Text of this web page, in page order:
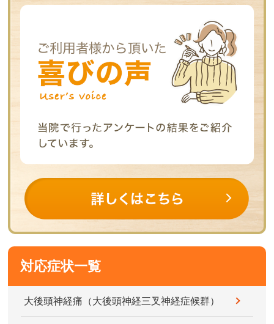
対応症状一覧
大後頭神経痛（大後頭神経三叉神経症候群）